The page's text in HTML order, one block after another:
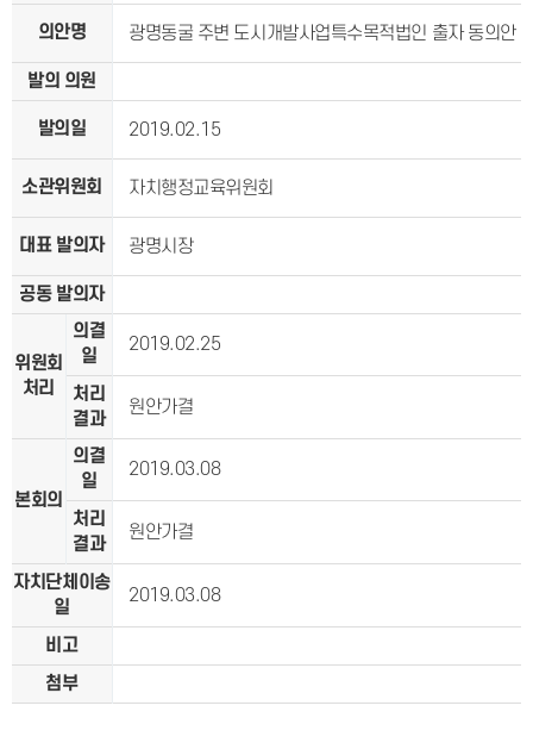
의안명 광명동굴 주변 도시개발사업특수목적법인 출자 동의안
발의 의원
발의일 2019.02.15
소관위원회 자치행정교육위원회
대표 발의자 광명시장
공동 발의자
위원회
처리
의결
일
2019.02.25
처리
결과
원안가결
본회의
의결
일
2019.03.08
처리
결과
원안가결
자치단체이송
일
2019.03.08
비고
첨부